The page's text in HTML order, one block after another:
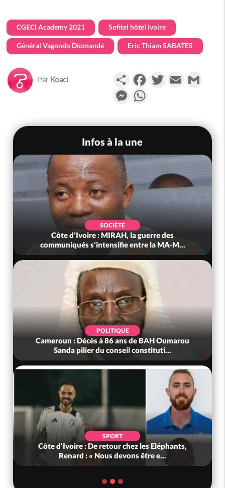
CGECI Academy 2021 Sofitel hôtel Ivoire
Général Vagondo Diomandé Eric Thiam SABATES
Par Koaci PartagerFacebookTwitterEmail
Messenger
Infos à la une
SOCIÉTÉ
Côte d'Ivoire : MIRAH, la guerre des
communiqués s'intensifie entre la MA-M...
POLITIQUE
Cameroun : Décès à 86 ans de BAH Oumarou
Sanda pilier du conseil constituti...
SPORT
Côte d'Ivoire : De retour chez les Eléphants,
Renard : « Nous devons être e...